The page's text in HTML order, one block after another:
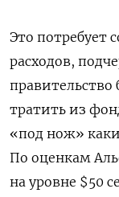
Это потребует
расходов,
тратить из
«под нож»
По оценкам
на уровне $50